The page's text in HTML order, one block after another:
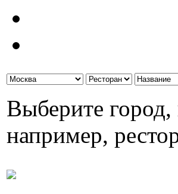
Выберите город,
например,